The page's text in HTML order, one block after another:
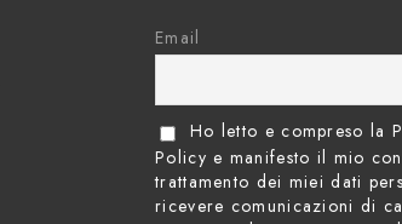
Email
Ho letto e compreso la
Policy e manifesto il mio
trattamento dei miei dati
ricevere comunicazioni di